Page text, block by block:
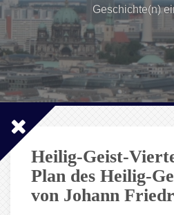
Geschichte(n)
Heilig-Geist-
Plan des Heilig-
von Johann